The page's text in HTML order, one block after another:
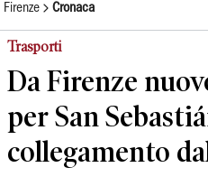
Firenze Cronaca
Trasporti
Da Firenze
per San
collegamento